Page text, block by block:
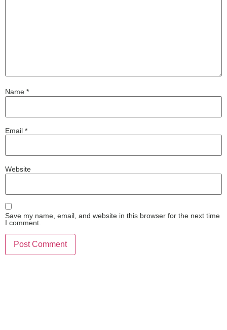
Name *
Email *
Website
Save my name, email, and website in this browser for the next time
I comment.